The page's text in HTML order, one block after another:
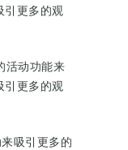
引更多的观
活动功能来
引更多的观
吸引更多的